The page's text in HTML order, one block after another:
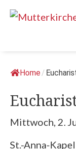
Springe
Home/
Mittwoch, 2.
St.-Anna-